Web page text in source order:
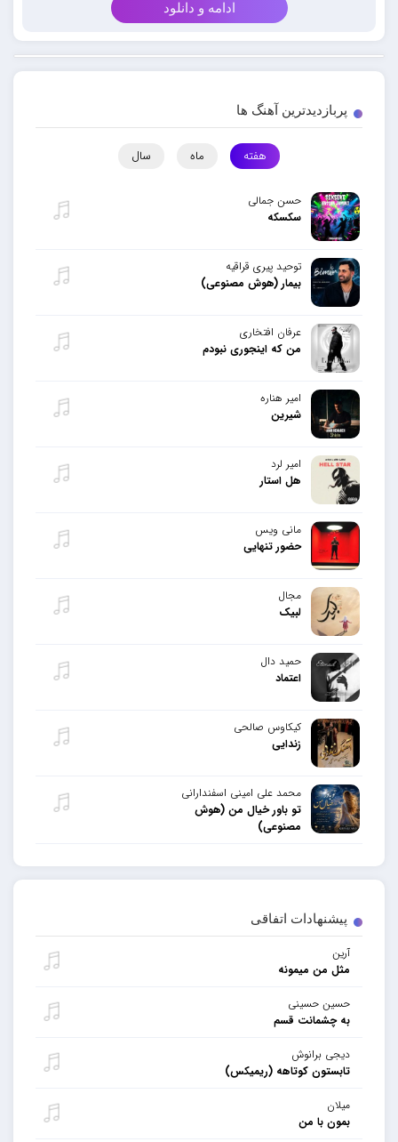
پیشنهادات اتفاقی
آرین
مثل من میمونه
حسین حسینی
به چشمانت قسم
دیجی برانوش
تابستون کوتاهه (ریمیکس)
میلان
بمون با من
ادامه و دانلود
پربازدیدترین آهنگ ها
هفته ماه سال
حسن جمالی
سکسکه
توحید پیری قراقیه
بیمار (هوش مصنوعی)
عرفان افتخاری
من که اینجوری نبودم
امیر هناره
شیرین
امیر لرد
هل استار
مانی ویس
حضور تنهایی
مجال
لبیک
حمید دال
اعتماد
کیکاوس صالحی
زندایی
محمد علی امینی اسفندارانی
تو باور خیال من (هوش
مصنوعی)